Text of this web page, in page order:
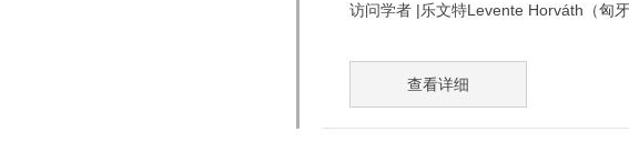
访问学者 |乐文特Levente Horváth（匈
查看详细